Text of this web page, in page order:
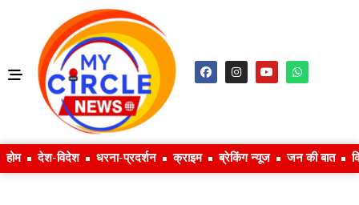
होम देश-विदेश धरना-प्रदर्शन क्राइम ब्रेकिंग न्यूज जन की बात